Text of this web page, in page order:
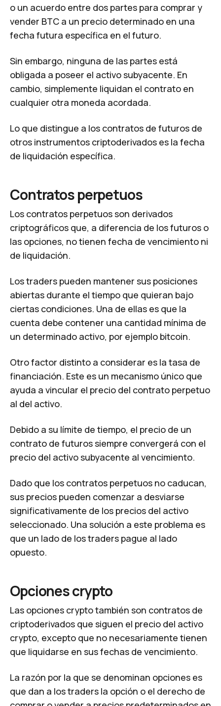
o un acuerdo entre dos partes para comprar y
vender BTC a un precio determinado en una
fecha futura específica en el futuro.
Sin embargo, ninguna de las partes está
obligada a poseer el activo subyacente. En
cambio, simplemente liquidan el contrato en
cualquier otra moneda acordada.
Lo que distingue a los contratos de futuros de
otros instrumentos criptoderivados es la fecha
de liquidación específica.
Contratos perpetuos
Los contratos perpetuos son derivados
criptográficos que, a diferencia de los futuros o
las opciones, no tienen fecha de vencimiento ni
de liquidación.
Los traders pueden mantener sus posiciones
abiertas durante el tiempo que quieran bajo
ciertas condiciones. Una de ellas es que la
cuenta debe contener una cantidad mínima de
un determinado activo, por ejemplo bitcoin.
Otro factor distinto a considerar es la tasa de
financiación. Este es un mecanismo único que
ayuda a vincular el precio del contrato perpetuo
al del activo.
Debido a su límite de tiempo, el precio de un
contrato de futuros siempre convergerá con el
precio del activo subyacente al vencimiento.
Dado que los contratos perpetuos no caducan,
sus precios pueden comenzar a desviarse
significativamente de los precios del activo
seleccionado. Una solución a este problema es
que un lado de los traders pague al lado
opuesto.
Opciones crypto
Las opciones crypto también son contratos de
criptoderivados que siguen el precio del activo
crypto, excepto que no necesariamente tienen
que liquidarse en sus fechas de vencimiento.
La razón por la que se denominan opciones es
que dan a los traders la opción o el derecho de